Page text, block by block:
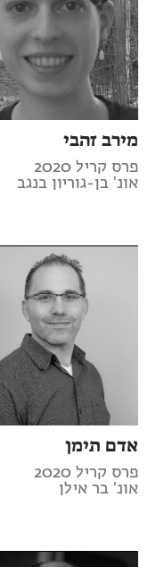
מירב זהבי
פרס קריל 2020
אונ' בן-גוריון בנגב
אדם תימן
פרס קריל 2020
אונ' בר אילן